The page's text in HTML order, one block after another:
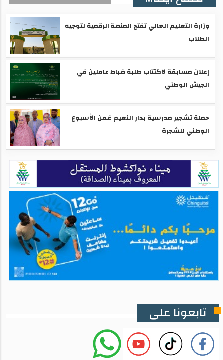
وزارة التعليم العالي تفتح المنصة الرقمية لتوجيه
الطلاب
إعلان مسابقة لاكتتاب طلبة ضباط عاملين في
الجيش الوطني
حملة تشجير مدرسية بدار النعيم ضمن الأسبوع
الوطني للشجرة
تابعونا على